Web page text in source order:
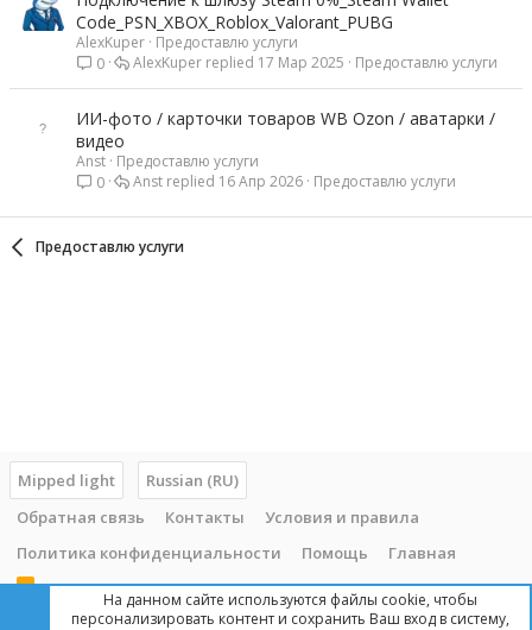
Code_PSN_XBOX_Roblox_Valorant_PUBG
AlexKuper Предоставлю услуги
0
Предоставлю услуги
17 Мар 2025
AlexKuper
ИИ-фото / карточки товаров WB Ozon / аватарки /
видео
Anst Предоставлю услуги
0
Предоставлю услуги
16 Апр 2026
Anst
Предоставлю услуги
Mipped light
Russian (RU)
Обратная связь
Контакты
Условия и правила
Политика конфиденциальности
Помощь Главная
R
На данном сайте используются файлы cookie, чтобы
персонализировать контент и сохранить Ваш вход в систему,